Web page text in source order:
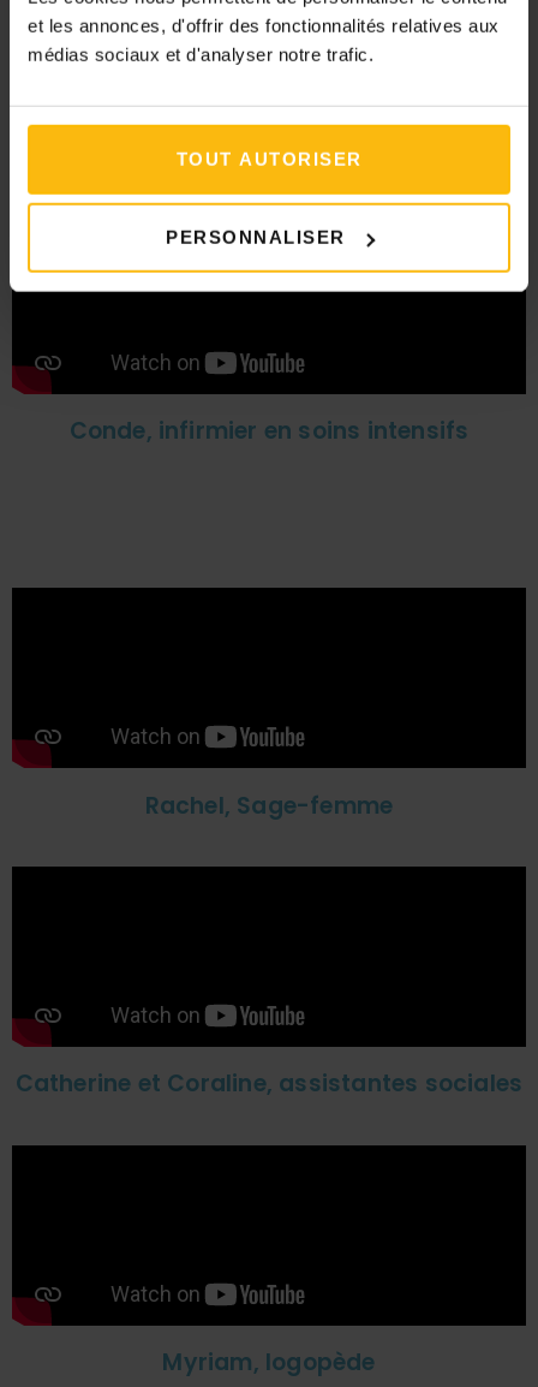
et les annonces, d'offrir des fonctionnalités relatives aux
médias sociaux et d'analyser notre trafic.
TOUT AUTORISER
PERSONNALISER
Steven, aide-soignant hospitalier
Conde, infirmier en soins intensifs
Rachel, Sage-femme
Catherine et Coraline, assistantes sociales
Myriam, logopède